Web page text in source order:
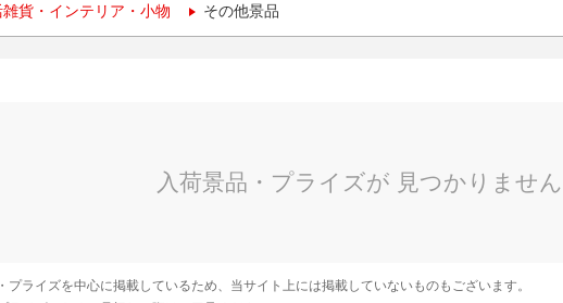
貨・インテリア・小物 その他景品